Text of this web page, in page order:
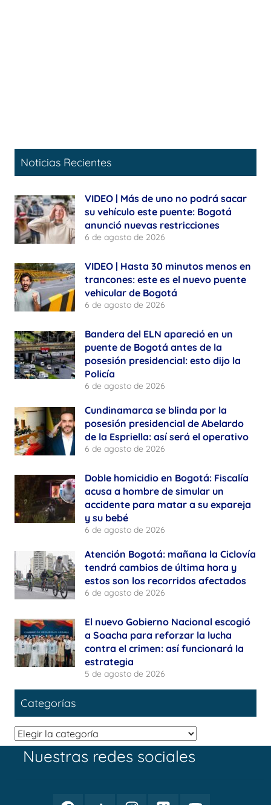
Noticias Recientes
VIDEO | Más de uno no podrá sacar
su vehículo este puente: Bogotá
anunció nuevas restricciones
6 de agosto de 2026
VIDEO | Hasta 30 minutos menos en
trancones: este es el nuevo puente
vehicular de Bogotá
6 de agosto de 2026
Bandera del ELN apareció en un
puente de Bogotá antes de la
posesión presidencial: esto dijo la
Policía
6 de agosto de 2026
Cundinamarca se blinda por la
posesión presidencial de Abelardo
de la Espriella: así será el operativo
6 de agosto de 2026
Doble homicidio en Bogotá: Fiscalía
acusa a hombre de simular un
accidente para matar a su expareja
y su bebé
6 de agosto de 2026
Atención Bogotá: mañana la Ciclovía
tendrá cambios de última hora y
estos son los recorridos afectados
6 de agosto de 2026
El nuevo Gobierno Nacional escogió
a Soacha para reforzar la lucha
contra el crimen: así funcionará la
estrategia
5 de agosto de 2026
Categorías
Categorías
Nuestras redes sociales